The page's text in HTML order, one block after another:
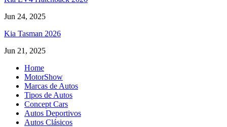
Jun 24, 2025
Kia Tasman 2026
Jun 21, 2025
Home
MotorShow
Marcas de Autos
Tipos de Autos
Concept Cars
Autos Deportivos
Autos Clásicos